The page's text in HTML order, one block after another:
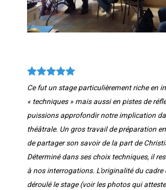
Ce fut un stage particulièrement riche en
« techniques » mais aussi en pistes de
puissions approfondir notre implication
théâtrale. Un gros travail de préparation
de partager son savoir de la part de
Déterminé dans ses choix techniques, il
à nos interrogations. L’originalité du cadre
déroulé le stage (voir les photos qui